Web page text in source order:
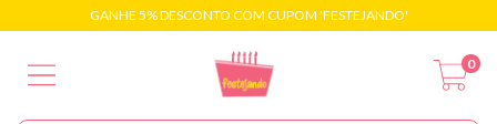
GANHE 5% DESCONTO COM CUPOM 'FESTEJANDO'
0